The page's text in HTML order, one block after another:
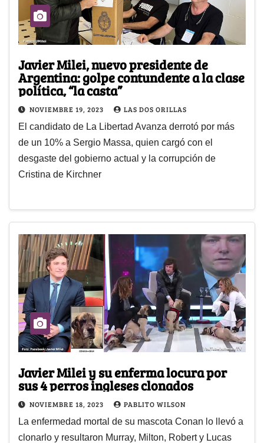
Javier Milei, nuevo presidente de
Argentina: golpe contundente a la clase
política, “la casta”
NOVIEMBRE 19, 2023 LAS DOS ORILLAS
El candidato de La Libertad Avanza derrotó por más
de un 10% a Sergio Massa, quien cargó con el
desgaste del gobierno actual y la corrupción de
Cristina de Kirchner
Javier Milei y su enferma locura por
sus 4 perros ingleses clonados
NOVIEMBRE 18, 2023 PABLITO WILSON
La enfermedad mortal de su mascota Conan lo llevó a
clonarlo y resultaron Murray, Milton, Robert y Lucas